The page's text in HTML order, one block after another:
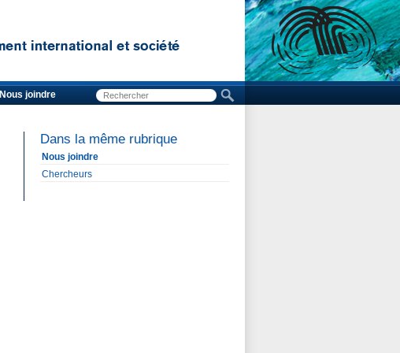
Nous joindre
Dans la même rubrique
Nous joindre
Chercheurs